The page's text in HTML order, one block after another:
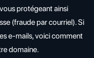
protégeant ainsi
(fraude par courriel). Si
e-mails, voici comment
domaine.